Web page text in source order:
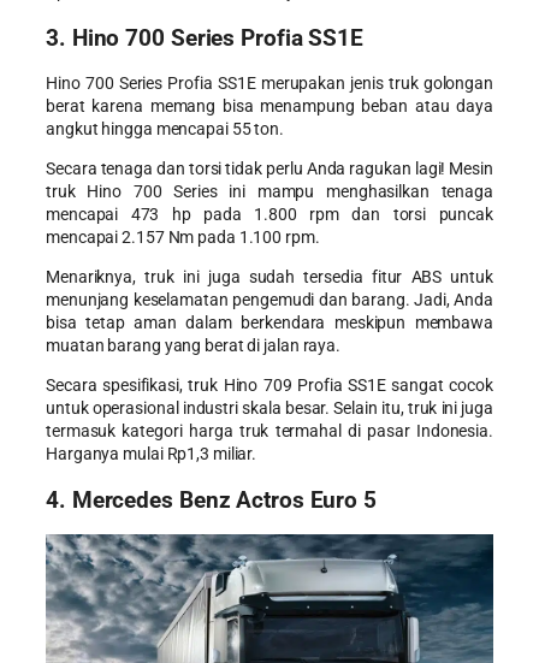
3. Hino 700 Series Profia SS1E
Hino 700 Series Profia SS1E merupakan jenis truk golongan
berat karena memang bisa menampung beban atau daya
angkut hingga mencapai 55 ton.
Secara tenaga dan torsi tidak perlu Anda ragukan lagi! Mesin
truk Hino 700 Series ini mampu menghasilkan tenaga
mencapai 473 hp pada 1.800 rpm dan torsi puncak
mencapai 2.157 Nm pada 1.100 rpm.
Menariknya, truk ini juga sudah tersedia fitur ABS untuk
menunjang keselamatan pengemudi dan barang. Jadi, Anda
bisa tetap aman dalam berkendara meskipun membawa
muatan barang yang berat di jalan raya.
Secara spesifikasi, truk Hino 709 Profia SS1E sangat cocok
untuk operasional industri skala besar. Selain itu, truk ini juga
termasuk kategori harga truk termahal di pasar Indonesia.
Harganya mulai Rp1,3 miliar.
4. Mercedes Benz Actros Euro 5